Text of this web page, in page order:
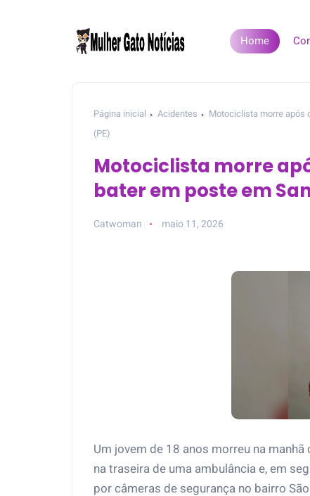
Home
Página inicial Acidentes
Motociclista morre após
(PE)
Motociclista morre
bater em poste em
Catwoman maio 11, 2026
Um jovem de 18 anos morreu na
na traseira de uma ambulância e, em
por câmeras de segurança no bairro